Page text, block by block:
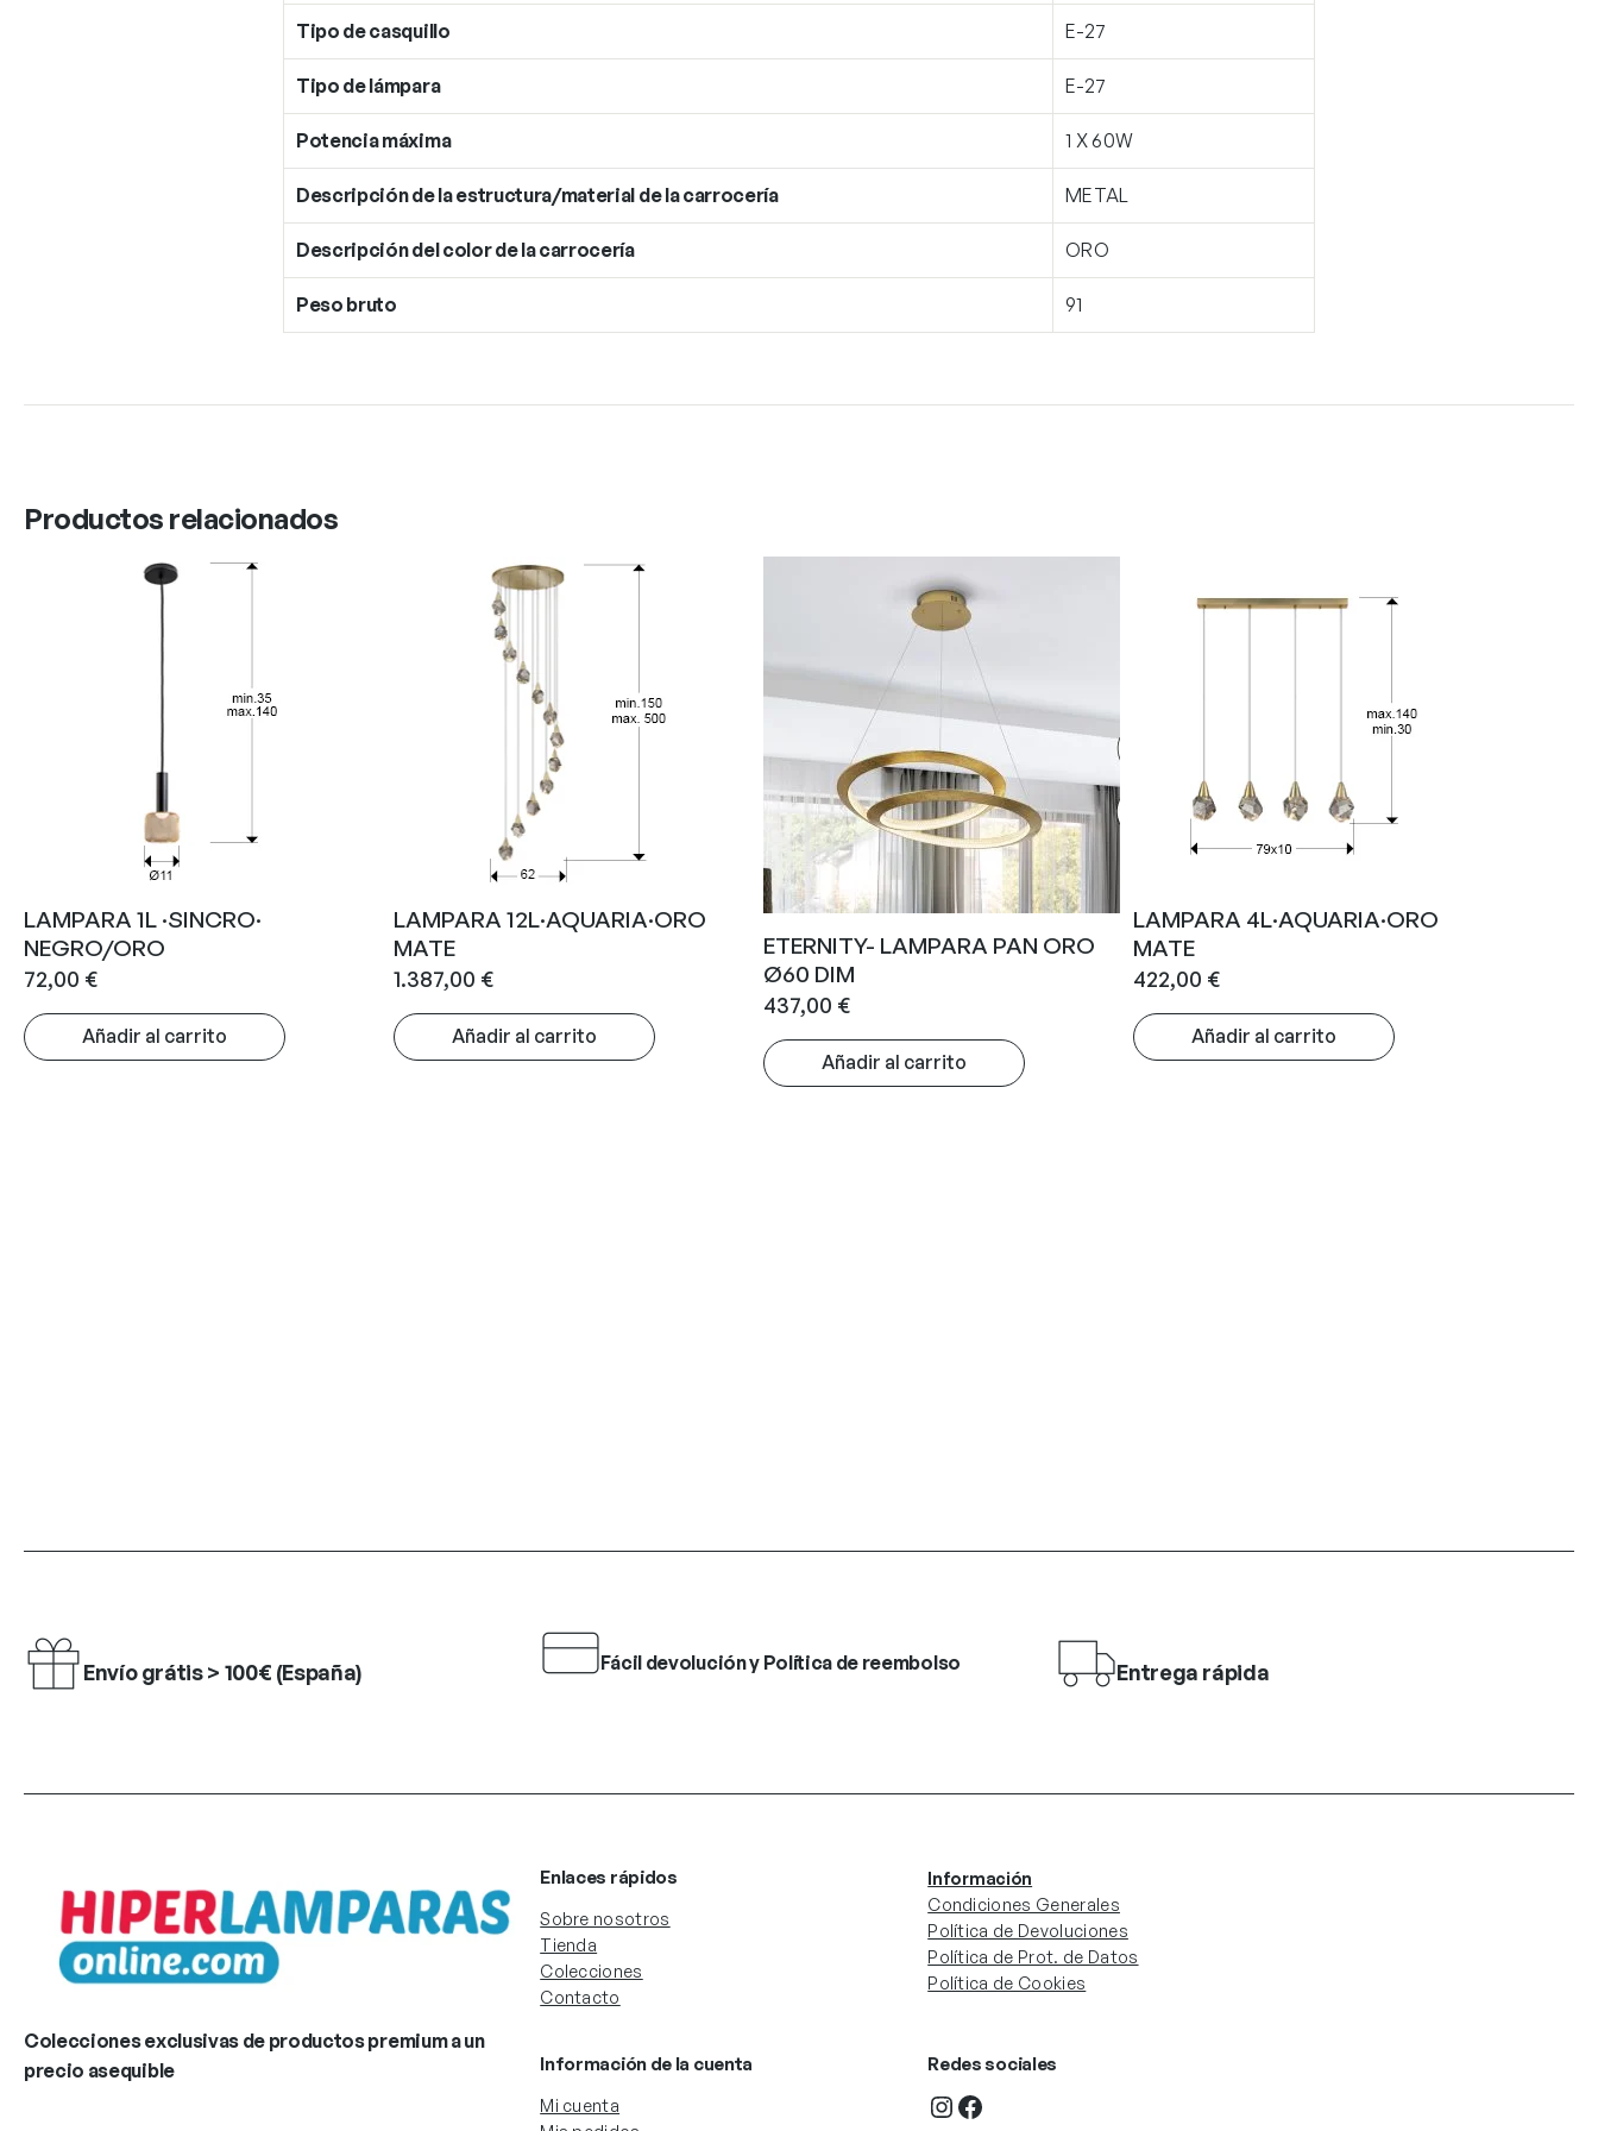
Tipo de casquillo E-27
Tipo de lámpara E-27
Potencia máxima 1 X 60W
Descripción de la estructura/material de la carrocería METAL
Descripción del color de la carrocería ORO
Peso bruto 91
Productos relacionados
LAMPARA 1L ·SINCRO·
NEGRO/ORO
72,00 €
Añadir al carrito
LAMPARA 12L·AQUARIA·ORO
MATE
1.387,00 €
Añadir al carrito
ETERNITY- LAMPARA PAN ORO
Ø60 DIM
437,00 €
Añadir al carrito
LAMPARA 4L·AQUARIA·ORO
MATE
422,00 €
Añadir al carrito
Envío grátis > 100€ (España) Fácil devolución y Política de reembolso Entrega rápida
Colecciones exclusivas de productos premium a un
precio asequible
Enlaces rápidos
Sobre nosotros
Tienda
Colecciones
Contacto
Información
Condiciones Generales
Política de Devoluciones
Política de Prot. de Datos
Política de Cookies
Información de la cuenta
Mi cuenta
Redes sociales
InstagramFacebook